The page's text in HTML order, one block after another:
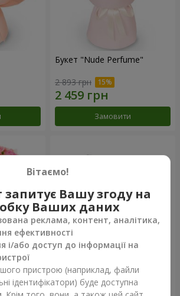
Букет "Nude Perfume"
2 893 грн
Замовити
Композиція "Ностальжі"
6 370 грн
Вітаємо!
запитує Вашу згоду на
Ваших даних
реклама, контент, аналітика,
ефективності
і/або доступ до інформації на
пристрою (наприклад, файли
ідентифікатори) буде доступна